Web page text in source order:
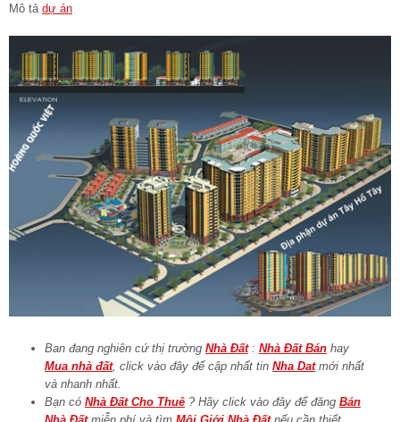
Mô tả dự án
Ban đang nghiên cứ thị trường Nhà Đất: Nhà Đất Bán hay
Mua nhà đất, click vào đây để cập nhất tin Nha Dat mới nhất
và nhanh nhất.
Bạn có Nhà Đất Cho Thuê ? Hãy click vào đây để đăng Bán